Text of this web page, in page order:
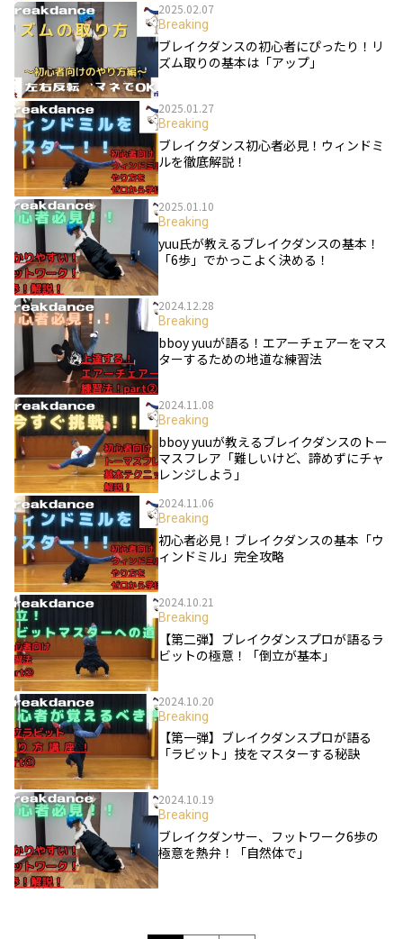
2025.02.07
Breaking
ブレイクダンスの初心者にぴったり！リ
ズム取りの基本は「アップ」
2025.01.27
Breaking
ブレイクダンス初心者必見！ウィンドミ
ルを徹底解説！
2025.01.10
Breaking
yuu氏が教えるブレイクダンスの基本！
「6歩」でかっこよく決める！
2024.12.28
Breaking
bboy yuuが語る！エアーチェアーをマス
ターするための地道な練習法
2024.11.08
Breaking
bboy yuuが教えるブレイクダンスのトー
マスフレア「難しいけど、諦めずにチャ
レンジしよう」
2024.11.06
Breaking
初心者必見！ブレイクダンスの基本「ウ
ィンドミル」完全攻略
2024.10.21
Breaking
【第二弾】ブレイクダンスプロが語るラ
ビットの極意！「倒立が基本」
2024.10.20
Breaking
【第一弾】ブレイクダンスプロが語る
「ラビット」技をマスターする秘訣
2024.10.19
Breaking
ブレイクダンサー、フットワーク6歩の
極意を熱弁！「自然体で」